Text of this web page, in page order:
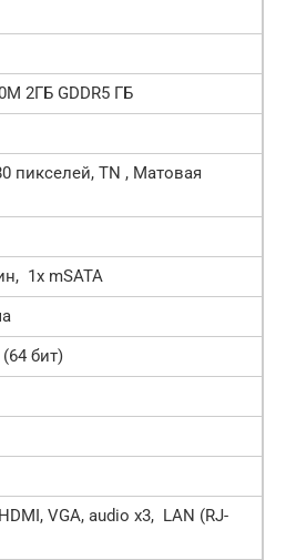
2ГБ GDDR5 ГБ
пикселей, TN , Матовая
1x mSATA
бит)
VGA, audio x3, LAN (RJ-